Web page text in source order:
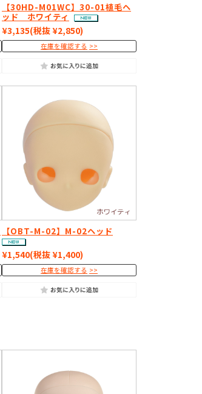
【30HD-M01WC】30-01植毛ヘ
ッド ホワイティ
¥3,135(税抜 ¥2,850)
在庫を確認する
【OBT-M-02】M-02ヘッド
¥1,540(税抜 ¥1,400)
在庫を確認する